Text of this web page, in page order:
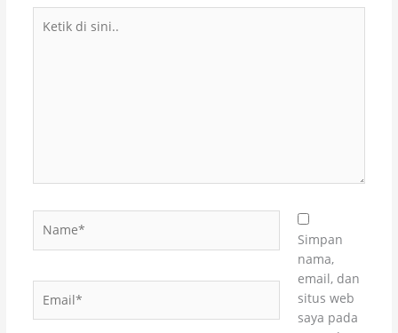
Simpan
nama,
email, dan
situs web
saya pada